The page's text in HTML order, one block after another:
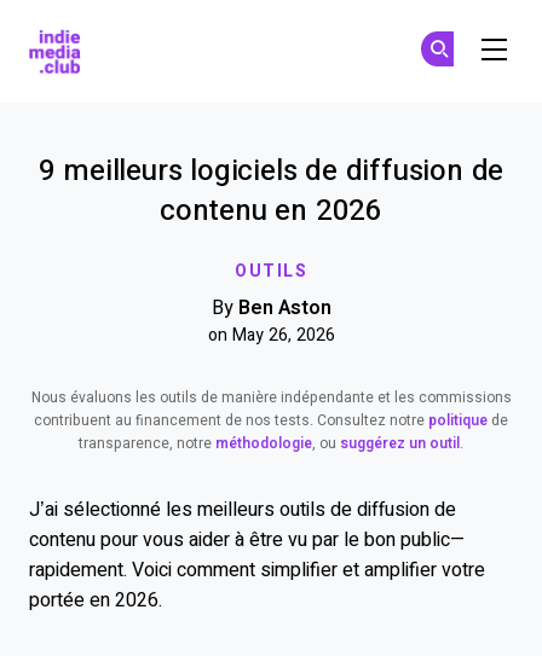
OUTILS
9 meilleurs logiciels de diffusion de
contenu en 2026
By Ben Aston
on May 26, 2026
Nous évaluons les outils de manière indépendante et les commissions
contribuent au financement de nos tests. Consultez notre politique de
transparence, notre méthodologie, ou suggérez un outil .
J’ai sélectionné les meilleurs outils de diffusion de
contenu pour vous aider à être vu par le bon public—
rapidement. Voici comment simplifier et amplifier votre
portée en 2026.